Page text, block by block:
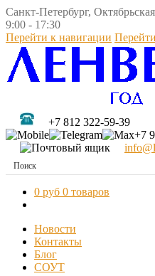
Санкт-Петербург,
9:00 - 17:30
Перейти к навигации
+7 812 322-59-39
+7
0 руб 0 товаров
Новости
Контакты
Блог
СОУТ